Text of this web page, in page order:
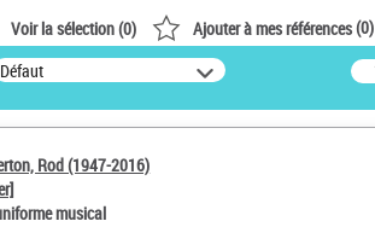
Voir la sélection (0) Ajouter à mes références(0)
Défaut
Rod (1947-2016)
musical